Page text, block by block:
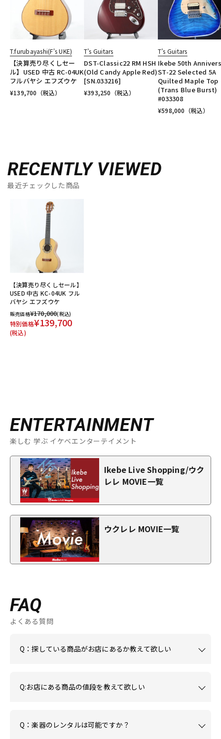
T.furubayashi(F's UKE)
【決算売り尽くしセー
ル】USED 中古 RC-04UK
フルバヤシ エフズウケ
¥139,700 （税込）
T’s Guitars
DST-Classic22 RM HSH
(Old Candy Apple Red)
[SN.033216]
¥393,250 （税込）
T’s Guitars
Ikebe 50th
ST-22 Selected 5A
Quilted Maple Top
(Trans Blue Burst)
#033308
¥598,000 （税込）
RECENTLY VIEWED
最近チェックした商品
【決算売り尽くしセール】
USED 中古 KC-04UK フル
バヤシ エフズウケ
販売価格¥170,000(税込)
特別価格¥139,700
(税込)
ENTERTAINMENT
楽しむ 学ぶ イケベエンターテイメント
Ikebe Live Shopping/ウク
レレ MOVIE一覧
ウクレレ MOVIE一覧
FAQ
よくある質問
Q：探している商品がお店にあるか教えて欲しい
Q:お店にある商品の値段を教えて欲しい
Q：楽器のレンタルは可能ですか？